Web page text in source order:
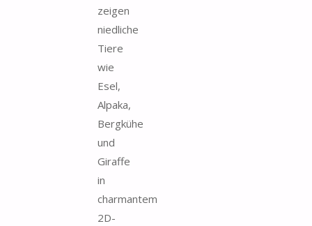
zeigen
niedliche
Tiere
wie
Esel,
Alpaka,
Bergkühe
und
Giraffe
in
charmantem
2D-